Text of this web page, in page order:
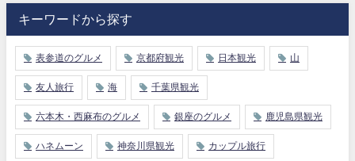
キーワードから探す
表参道のグルメ 京都府観光 日本観光 山
友人旅行 海 千葉県観光
六本木・西麻布のグルメ 銀座のグルメ 鹿児島県観光
ハネムーン 神奈川県観光 カップル旅行